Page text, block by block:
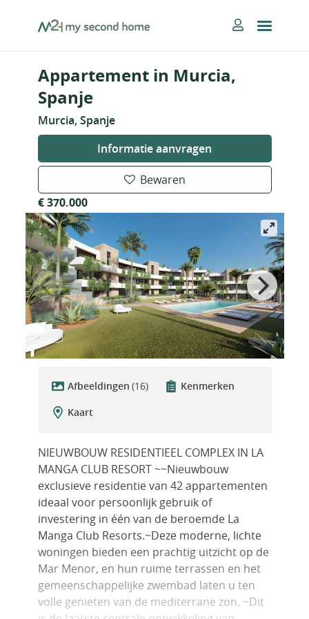
MySecondHome
Appartement in Murcia,
Spanje
Murcia, Spanje
Informatie aanvragen
Bewaren
€ 370.000
Afbeeldingen (16)
Kenmerken
Kaart
NIEUWBOUW RESIDENTIEEL COMPLEX IN LA
MANGA CLUB RESORT ~~Nieuwbouw
exclusieve residentie van 42 appartementen
ideaal voor persoonlijk gebruik of
investering in één van de beroemde La
Manga Club Resorts.~Deze moderne, lichte
woningen bieden een prachtig uitzicht op de
Mar Menor, en hun ruime terrassen en het
gemeenschappelijke zwembad laten u ten
volle genieten van de mediterrane zon. ~Dit